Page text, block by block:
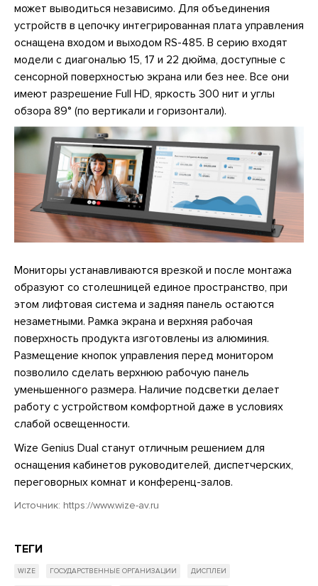
может выводиться независимо. Для объединения
устройств в цепочку интегрированная плата управления
оснащена входом и выходом RS-485. В серию входят
модели с диагональю 15, 17 и 22 дюйма, доступные с
сенсорной поверхностью экрана или без нее. Все они
имеют разрешение Full HD, яркость 300 нит и углы
обзора 89° (по вертикали и горизонтали).
Мониторы устанавливаются врезкой и после монтажа
образуют со столешницей единое пространство, при
этом лифтовая система и задняя панель остаются
незаметными. Рамка экрана и верхняя рабочая
поверхность продукта изготовлены из алюминия.
Размещение кнопок управления перед монитором
позволило сделать верхнюю рабочую панель
уменьшенного размера. Наличие подсветки делает
работу с устройством комфортной даже в условиях
слабой освещенности.
Wize Genius Dual станут отличным решением для
оснащения кабинетов руководителей, диспетчерских,
переговорных комнат и конференц-залов.
Источник: https://www.wize-av.ru
ТЕГИ
WIZE ГОСУДАРСТВЕННЫЕ ОРГАНИЗАЦИИ ДИСПЛЕИ